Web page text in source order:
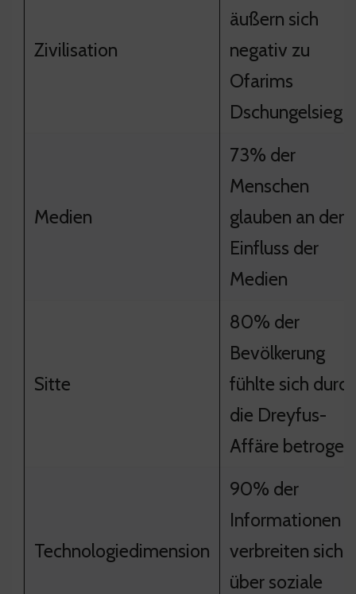
Zivilisation
äußern sich
negativ zu
Ofarims
Dschungelsieg
Medien
73% der
Menschen
glauben an den
Einfluss der
Medien
Sitte
80% der
Bevölkerung
fühlte sich durch
die Dreyfus-
Affäre betrogen
Technologiedimension
90% der
Informationen
verbreiten sich
über soziale